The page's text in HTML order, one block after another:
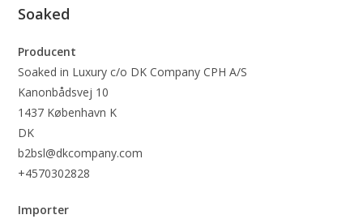
Soaked
Producent
Soaked in Luxury c/o DK Company CPH A/S
Kanonbådsvej 10
1437 København K
DK
b2bsl@dkcompany.com
+4570302828
Importer